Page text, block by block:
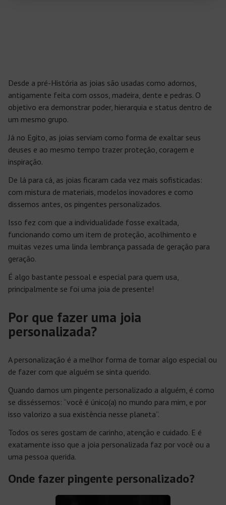
Desde a pré-História as joias são usadas como adornos,
antigamente feita com ossos, madeira, dente e pedras. O
objetivo era demonstrar poder, hierarquia e status dentro de
um mesmo grupo.
Já no Egito, as joias serviam como forma de exaltar seus
deuses e ao mesmo tempo trazer proteção, coragem e
inspiração.
De lá para cá, as joias ficaram cada vez mais sofisticadas:
com mistura de materiais, modelos inovadores e como
dissemos antes, os pingentes personalizados.
Isso fez com que a individualidade fosse exaltada,
funcionando como um item de proteção, acolhimento e
muitas vezes uma linda lembrança passada de geração para
geração.
É algo bastante pessoal e especial para quem usa,
principalmente se foi uma joia de presente!
Por que fazer uma joia
personalizada?
A personalização é a melhor forma de tornar algo especial ou
de fazer com que alguém se sinta querido.
Quando damos um pingente personalizado a alguém, é como
se disséssemos: ‘’você é único(a) no mundo para mim, e por
isso valorizo a sua existência nesse planeta”.
Todos os seres gostam de carinho, atenção e cuidado. E é
exatamente isso que a joia personalizada faz por você ou a
uma pessoa querida.
Onde fazer pingente personalizado?